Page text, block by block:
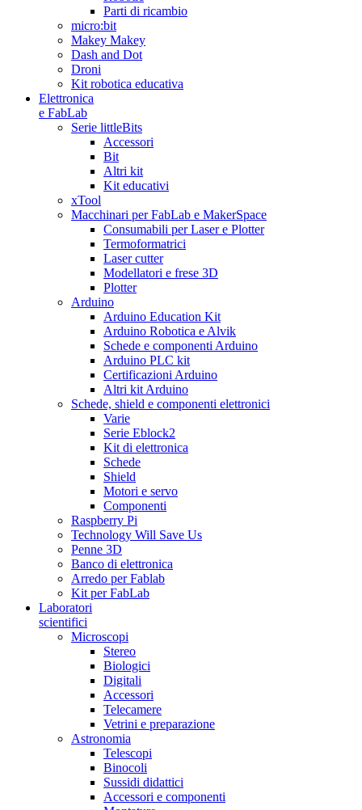
Parti di ricambio
micro:bit
Makey Makey
Dash and Dot
Droni
Kit robotica educativa
Elettronica
e FabLab
Serie littleBits
Accessori
Bit
Altri kit
Kit educativi
xTool
Macchinari per FabLab e MakerSpace
Consumabili per Laser e Plotter
Termoformatrici
Laser cutter
Modellatori e frese 3D
Plotter
Arduino
Arduino Education Kit
Arduino Robotica e Alvik
Schede e componenti Arduino
Arduino PLC kit
Certificazioni Arduino
Altri kit Arduino
Schede, shield e componenti elettronici
Varie
Serie Eblock2
Kit di elettronica
Schede
Shield
Motori e servo
Componenti
Raspberry Pi
Technology Will Save Us
Penne 3D
Banco di elettronica
Arredo per Fablab
Kit per FabLab
Laboratori
scientifici
Microscopi
Stereo
Biologici
Digitali
Accessori
Telecamere
Vetrini e preparazione
Astronomia
Telescopi
Binocoli
Sussidi didattici
Accessori e componenti